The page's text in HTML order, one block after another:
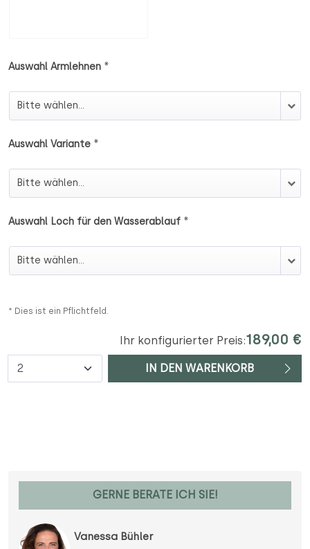
Auswahl Armlehnen *
Auswahl Armlehnen
Auswahl Variante *
Auswahl Variante
Auswahl Loch für den Wasserablauf *
Auswahl Loch für den Wasserablauf
* Dies ist ein Pflichtfeld.
Ihr konfigurierter Preis:189,00 €
Anzahl IN DEN WARENKORB
GERNE BERATE ICH SIE!
Vanessa Bühler